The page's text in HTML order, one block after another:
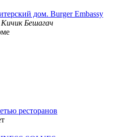
дом. Burger Embassy
Бешагач
ресторанов